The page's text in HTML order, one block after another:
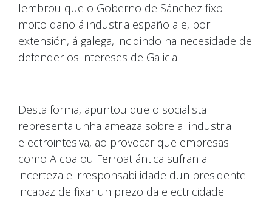
lembrou que o Goberno de Sánchez fixo
moito dano á industria española e, por
extensión, á galega, incidindo na necesidade de
defender os intereses de Galicia.
Desta forma, apuntou que o socialista
representa unha ameaza sobre a industria
electrointesiva, ao provocar que empresas
como Alcoa ou Ferroatlántica sufran a
incerteza e irresponsabilidade dun presidente
incapaz de fixar un prezo da electricidade